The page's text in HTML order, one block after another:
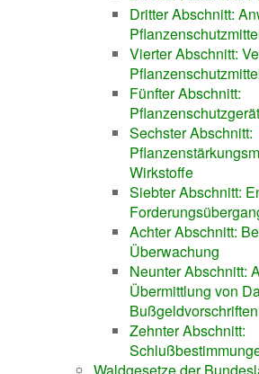
Dritter Abschnitt:
Vierter Abschnitt:
Fünfter Abschnitt:
Sechster Abschnitt:
Wirkstoffe
Siebter Abschnitt:
Achter Abschnitt:
Überwachung
Neunter Abschnitt:
Übermittlung von
Bußgeldvorschriften
Zehnter Abschnitt:
Waldgesetze der